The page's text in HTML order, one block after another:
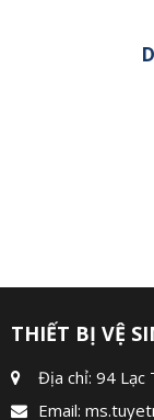
THIẾT BỊ VỆ
Địa chỉ: 94 Lạc
Email: